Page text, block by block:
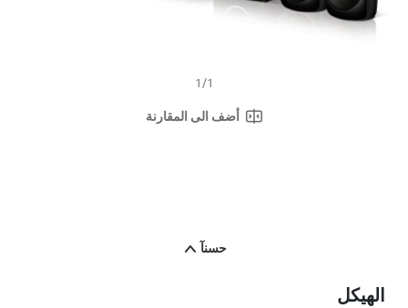
ن
ف
1/1
أضف الى المقارنة
حسنآ
الهيكل